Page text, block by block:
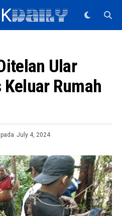
Ular
Keluar Rumah
July 4, 2024